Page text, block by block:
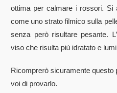
ottima per calmare i rossori. Si
come uno strato filmico sulla
senza però risultare pesante.
viso che risulta più idratato e
Ricomprerò sicuramente questo
voi di provarlo.